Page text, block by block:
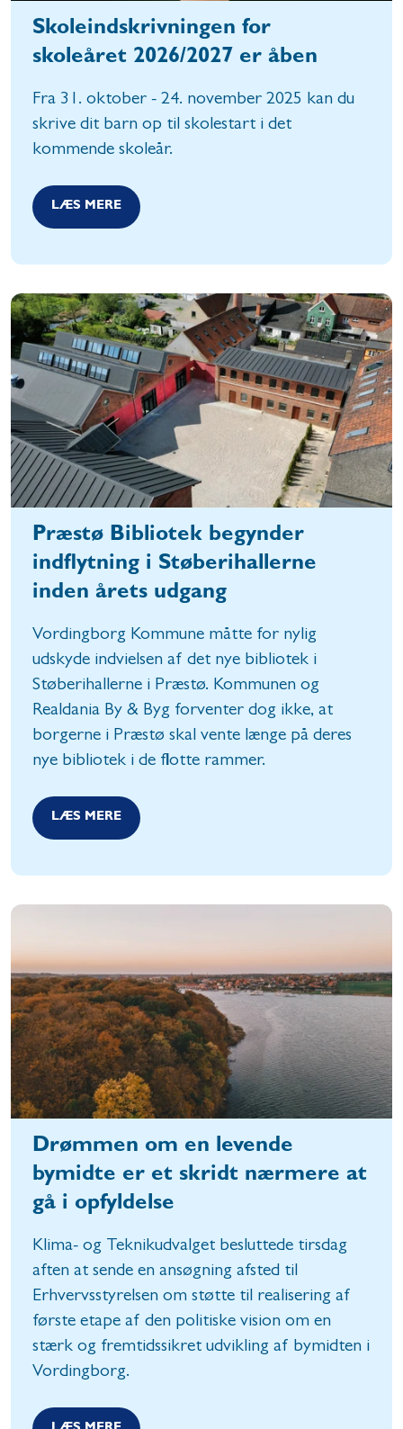
Skoleindskrivningen for
skoleåret 2026/2027 er åben
Fra 31. oktober - 24. november 2025 kan du
skrive dit barn op til skolestart i det
kommende skoleår.
LÆS MERE
Præstø Bibliotek begynder
indflytning i Støberihallerne
inden årets udgang
Vordingborg Kommune måtte for nylig
udskyde indvielsen af det nye bibliotek i
Støberihallerne i Præstø. Kommunen og
Realdania By & Byg forventer dog ikke, at
borgerne i Præstø skal vente længe på deres
nye bibliotek i de flotte rammer.
LÆS MERE
Drømmen om en levende
bymidte er et skridt nærmere at
gå i opfyldelse
Klima- og Teknikudvalget besluttede tirsdag
aften at sende en ansøgning afsted til
Erhvervsstyrelsen om støtte til realisering af
første etape af den politiske vision om en
stærk og fremtidssikret udvikling af bymidten i
Vordingborg.